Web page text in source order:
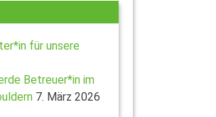
für unsere
Betreuer*in im
7. März 2026